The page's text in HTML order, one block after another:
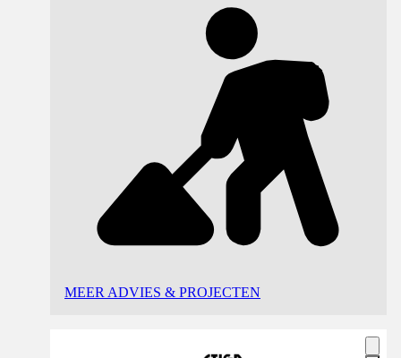
MEER ADVIES & PROJECTEN